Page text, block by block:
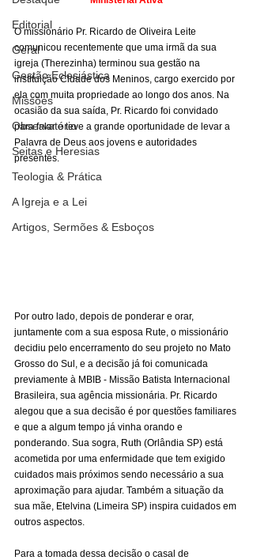
Editorial
Geral
Gestão Eclesiástica
Missões
Observatório
Seitas e Heresias
Teologia & Prática
A Igreja e a Lei
Artigos, Sermões & Esboços
O missionário Pr. Ricardo de Oliveira Leite
comunicou recentemente que uma irmã da sua
igreja (Therezinha) terminou sua gestão na
instituição Cidade dos Meninos, cargo exercido por
ela com muita propriedade ao longo dos anos. Na
ocasião da sua saída, Pr. Ricardo foi convidado
para falar e teve a grande oportunidade de levar a
Palavra de Deus aos jovens e autoridades
presentes.
Por outro lado, depois de ponderar e orar,
juntamente com a sua esposa Rute, o missionário
decidiu pelo encerramento do seu projeto no Mato
Grosso do Sul, e a decisão já foi comunicada
previamente à MBIB - Missão Batista Internacional
Brasileira, sua agência missionária. Pr. Ricardo
alegou que a sua decisão é por questões familiares
e que a algum tempo já vinha orando e
ponderando. Sua sogra, Ruth (Orlândia SP) está
acometida por uma enfermidade que tem exigido
cuidados mais próximos sendo necessário a sua
aproximação para ajudar. Também a situação da
sua mãe, Etelvina (Limeira SP) inspira cuidados em
outros aspectos.
Para a tomada dessa decisão o casal de